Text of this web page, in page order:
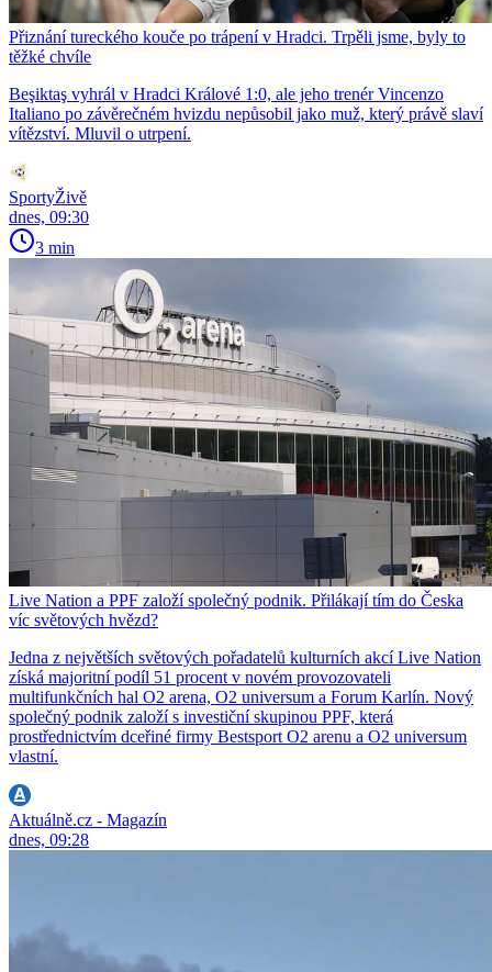
Přiznání tureckého kouče po trápení v Hradci. Trpěli jsme, byly to
těžké chvíle
Beşiktaş vyhrál v Hradci Králové 1:0, ale jeho trenér Vincenzo
Italiano po závěrečném hvizdu nepůsobil jako muž, který právě slaví
vítězství. Mluvil o utrpení.
SportyŽivě
dnes, 09:30
3 min
Live Nation a PPF založí společný podnik. Přilákají tím do Česka
víc světových hvězd?
Jedna z největších světových pořadatelů kulturních akcí Live Nation
získá majoritní podíl 51 procent v novém provozovateli
multifunkčních hal O2 arena, O2 universum a Forum Karlín. Nový
společný podnik založí s investiční skupinou PPF, která
prostřednictvím dceřiné firmy Bestsport O2 arenu a O2 universum
vlastní.
Aktuálně.cz - Magazín
dnes, 09:28